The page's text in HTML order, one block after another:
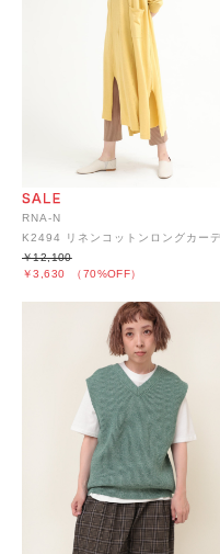
RNA-N
￥3,630 （70%OFF）
￥12,100